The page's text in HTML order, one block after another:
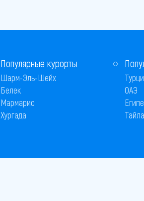
Популярные курорты
Шарм-Эль-Шейх
Белек
Мармарис
Хургада
ОАЭ